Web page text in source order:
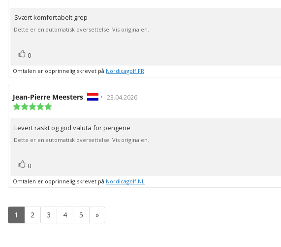
5
mulige
Omtaletekst:
Svært komfortabelt grep
Dette er en automatisk oversettelse. Vis originalen.
Liker
0
Omtalen er opprinnelig skrevet på Nordicagolf FR
Forfatter:
Jean-Pierre Meesters • Omtaledato:
23.04.2026
5
mulige
Omtaletekst:
Levert raskt og god valuta for pengene
Dette er en automatisk oversettelse. Vis originalen.
Liker
0
Omtalen er opprinnelig skrevet på Nordicagolf NL
1 2 3 4 5 »